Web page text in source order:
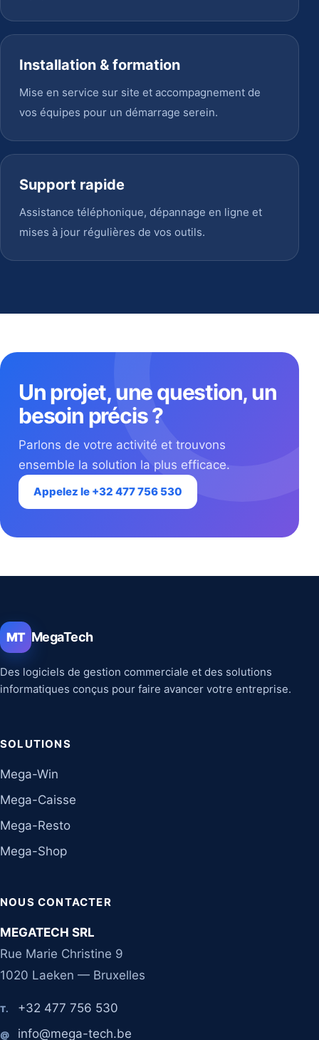
Installation & formation
Mise en service sur site et accompagnement de
vos équipes pour un démarrage serein.
Support rapide
Assistance téléphonique, dépannage en ligne et
mises à jour régulières de vos outils.
Un projet, une question, un
besoin précis ?
Parlons de votre activité et trouvons
ensemble la solution la plus efficace.
Appelez le +32 477 756 530
MT MegaTech
Des logiciels de gestion commerciale et des solutions
informatiques conçus pour faire avancer votre entreprise.
SOLUTIONS
Mega-Win
Mega-Caisse
Mega-Resto
Mega-Shop
NOUS CONTACTER
MEGATECH SRL
Rue Marie Christine 9
1020 Laeken — Bruxelles
T. +32 477 756 530
@ info@mega-tech.be